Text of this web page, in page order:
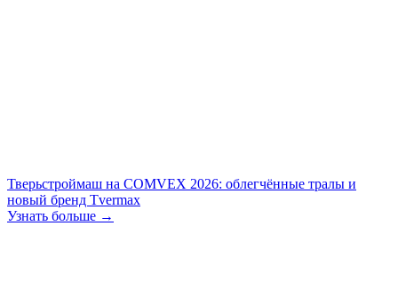
Тверьстроймаш на COMVEX 2026: облегчённые тралы и
новый бренд Tvermax
Узнать больше →